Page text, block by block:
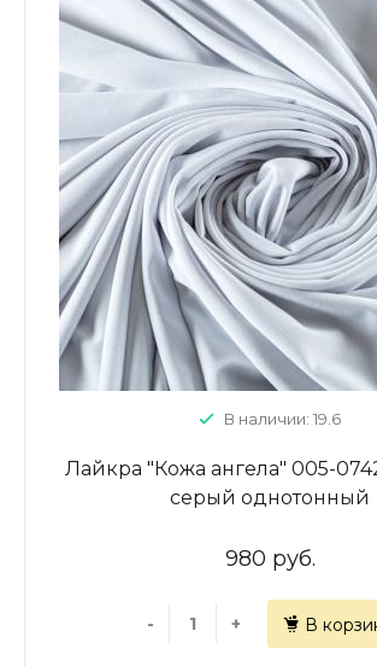
В наличии: 19.6
Лайкра "Кожа ангела" 005-
серый однотонный
980 руб.
- + В